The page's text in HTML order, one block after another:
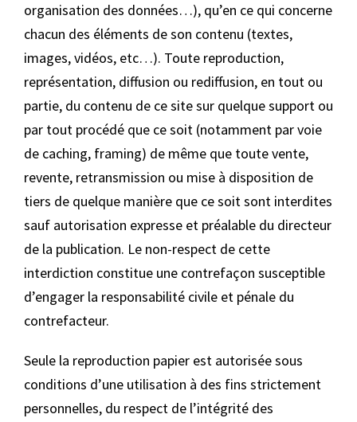
organisation des données…), qu’en ce qui concerne
chacun des éléments de son contenu (textes,
images, vidéos, etc…). Toute reproduction,
représentation, diffusion ou rediffusion, en tout ou
partie, du contenu de ce site sur quelque support ou
par tout procédé que ce soit (notamment par voie
de caching, framing) de même que toute vente,
revente, retransmission ou mise à disposition de
tiers de quelque manière que ce soit sont interdites
sauf autorisation expresse et préalable du directeur
de la publication. Le non-respect de cette
interdiction constitue une contrefaçon susceptible
d’engager la responsabilité civile et pénale du
contrefacteur.
Seule la reproduction papier est autorisée sous
conditions d’une utilisation à des fins strictement
personnelles, du respect de l’intégrité des